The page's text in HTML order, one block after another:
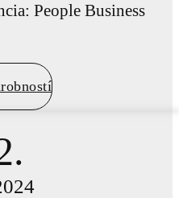
People Business